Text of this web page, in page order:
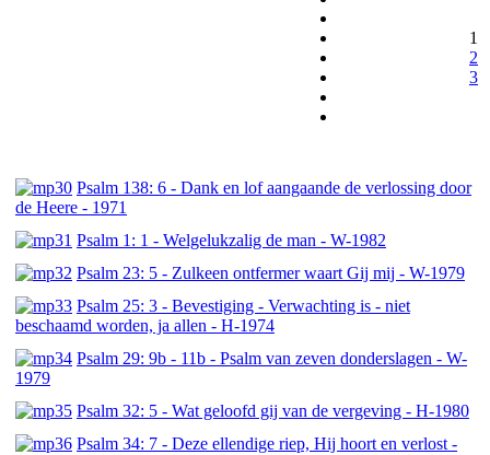
1
2
3
Psalm 138: 6 - Dank en lof aangaande de verlossing door
de Heere - 1971
Psalm 1: 1 - Welgelukzalig de man - W-1982
Psalm 23: 5 - Zulkeen ontfermer waart Gij mij - W-1979
Psalm 25: 3 - Bevestiging - Verwachting is - niet
beschaamd worden, ja allen - H-1974
Psalm 29: 9b - 11b - Psalm van zeven donderslagen - W-
1979
Psalm 32: 5 - Wat geloofd gij van de vergeving - H-1980
Psalm 34: 7 - Deze ellendige riep, Hij hoort en verlost -